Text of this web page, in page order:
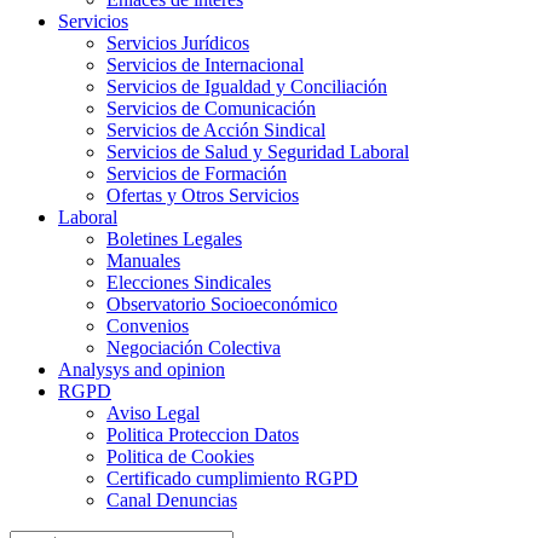
Servicios
Servicios Jurídicos
Servicios de Internacional
Servicios de Igualdad y Conciliación
Servicios de Comunicación
Servicios de Acción Sindical
Servicios de Salud y Seguridad Laboral
Servicios de Formación
Ofertas y Otros Servicios
Laboral
Boletines Legales
Manuales
Elecciones Sindicales
Observatorio Socioeconómico
Convenios
Negociación Colectiva
Analysys and opinion
RGPD
Aviso Legal
Politica Proteccion Datos
Politica de Cookies
Certificado cumplimiento RGPD
Canal Denuncias